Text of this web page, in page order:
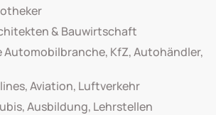
& Bauwirtschaft
Automobilbranche, KfZ, Autohändler,
Aviation, Luftverkehr
Ausbildung, Lehrstellen